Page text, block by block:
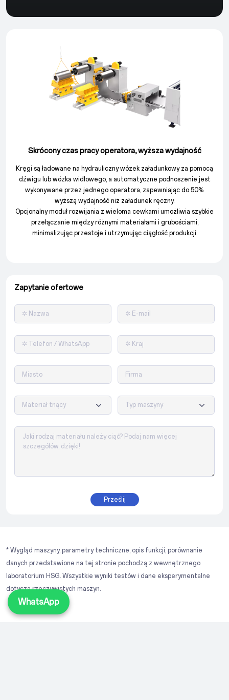
Skrócony czas pracy operatora, wyższa wydajność
Kręgi są ładowane na hydrauliczny wózek załadunkowy za pomocą
dźwigu lub wózka widłowego, a automatyczne podnoszenie jest
wykonywane przez jednego operatora, zapewniając do 50%
wyższą wydajność niż załadunek ręczny.
Opcjonalny moduł rozwijania z wieloma cewkami umożliwia szybkie
przełączanie między różnymi materiałami i grubościami,
minimalizując przestoje i utrzymując ciągłość produkcji.
Zapytanie ofertowe
Prześlij
* Wygląd maszyny, parametry techniczne, opis funkcji, porównanie
danych przedstawione na tej stronie pochodzą z wewnętrznego
laboratorium HSG. Wszystkie wyniki testów i dane eksperymentalne
dotyczą rzeczywistych maszyn.
WhatsApp